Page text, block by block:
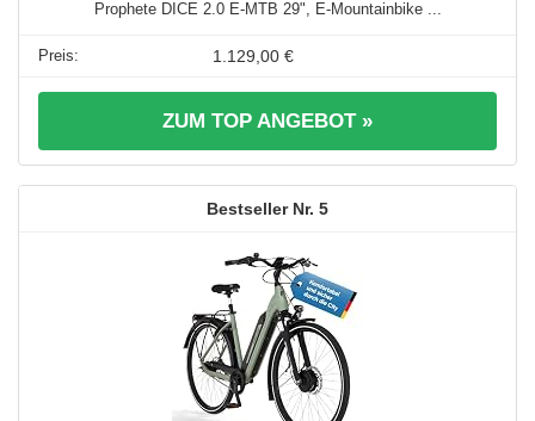
Prophete DICE 2.0 E-MTB 29", E-Mountainbike ...
1.129,00 €
ZUM TOP ANGEBOT »
5